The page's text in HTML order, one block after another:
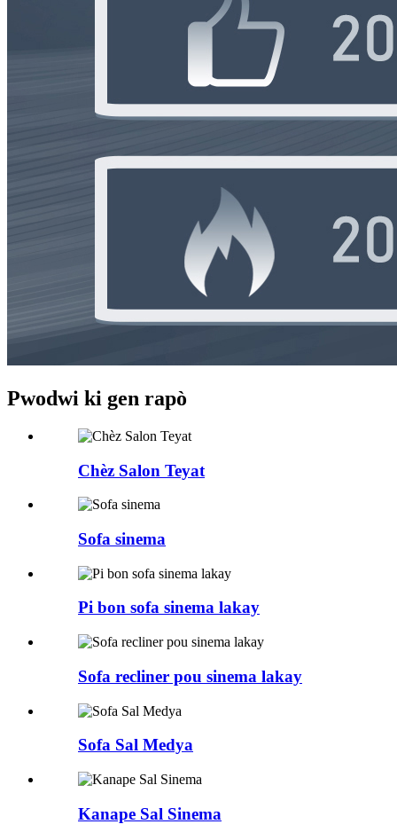
Pwodwi ki gen rapò
Chèz Salon Teyat
Sofa sinema
Pi bon sofa sinema lakay
Sofa recliner pou sinema lakay
Sofa Sal Medya
Kanape Sal Sinema